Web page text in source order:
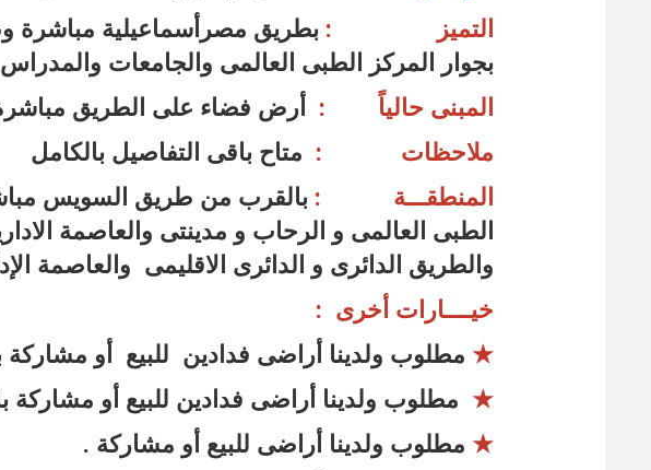
التميز : بطريق مصرأسماعيلية
بجوار المركز الطبى العالمى والجامعات
المبنى حالياً : أرض فضاء على الطريق
ملاحظات : متاح باقى التفاصيل بالكامل
المنطقـــة : بالقرب من طريق السويس
الطبى العالمى و الرحاب و مدينتى والعاصمة
والطريق الدائرى و الدائرى الاقليمى والعاصمة
خيــــارات أخرى :
★ مطلوب ولدينا أراضى فدادين للبيع أو
★ مطلوب ولدينا أراضى فدادين للبيع أو مشاركة
★ مطلوب ولدينا أراضى للبيع أو مشاركة .